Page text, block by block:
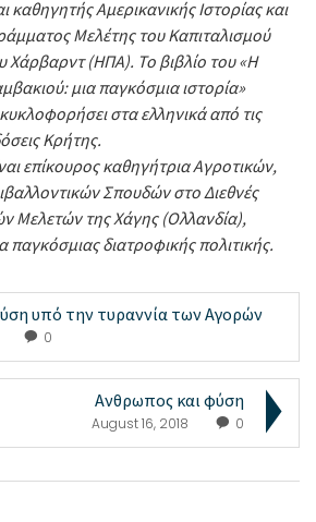
καθηγητής Αμερικανικής Ιστορίας και
Μελέτης του Καπιταλισμού
Χάρβαρντ (ΗΠΑ). Το βιβλίο του «Η
μια παγκόσμια ιστορία»
στα ελληνικά από τις
Κρήτης.
επίκουρος καθηγήτρια Αγροτικών,
Σπουδών στο Διεθνές
Μελετών της Χάγης (Ολλανδία),
παγκόσμιας διατροφικής πολιτικής.
υπό την τυραννία των Αγορών
0
Ανθρωπος και φύση
August 16, 2018 0